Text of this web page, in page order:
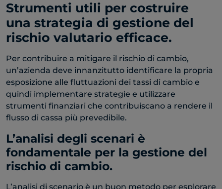
Strumenti utili per costruire
una strategia di gestione del
rischio valutario efficace.
Per contribuire a mitigare il rischio di cambio,
un’azienda deve innanzitutto identificare la propria
esposizione alle fluttuazioni dei tassi di cambio e
quindi implementare strategie e utilizzare
strumenti finanziari che contribuiscano a rendere il
flusso di cassa più prevedibile.
L’analisi degli scenari è
fondamentale per la gestione del
rischio di cambio.
L’analisi di scenario è un buon metodo per esplorare